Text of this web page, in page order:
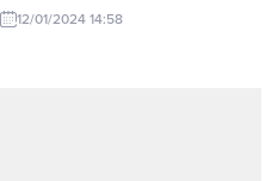
12/01/2024 14:58